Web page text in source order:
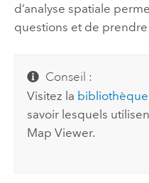
d’analyse spatiale
questions et de
Conseil :
Visitez la
savoir lesquels
Map Viewer.